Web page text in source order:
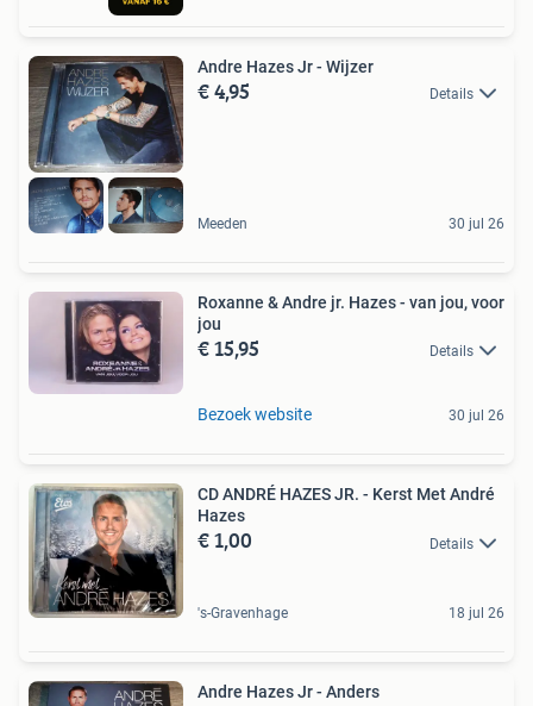
Andre Hazes Jr - Wijzer
€ 4,95 Details
Meeden 30 jul 26
Roxanne & Andre jr. Hazes - van jou, voor
jou
€ 15,95 Details
Bezoek website 30 jul 26
CD ANDRÉ HAZES JR. - Kerst Met André
Hazes
€ 1,00 Details
's-Gravenhage 18 jul 26
Andre Hazes Jr - Anders